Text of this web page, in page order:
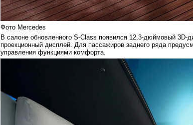
Фото Mercedes
В салоне обновленного S-Class появился 12,3-дюймовый
проекционный дисплей. Для пассажиров заднего ряда
управления функциями комфорта.